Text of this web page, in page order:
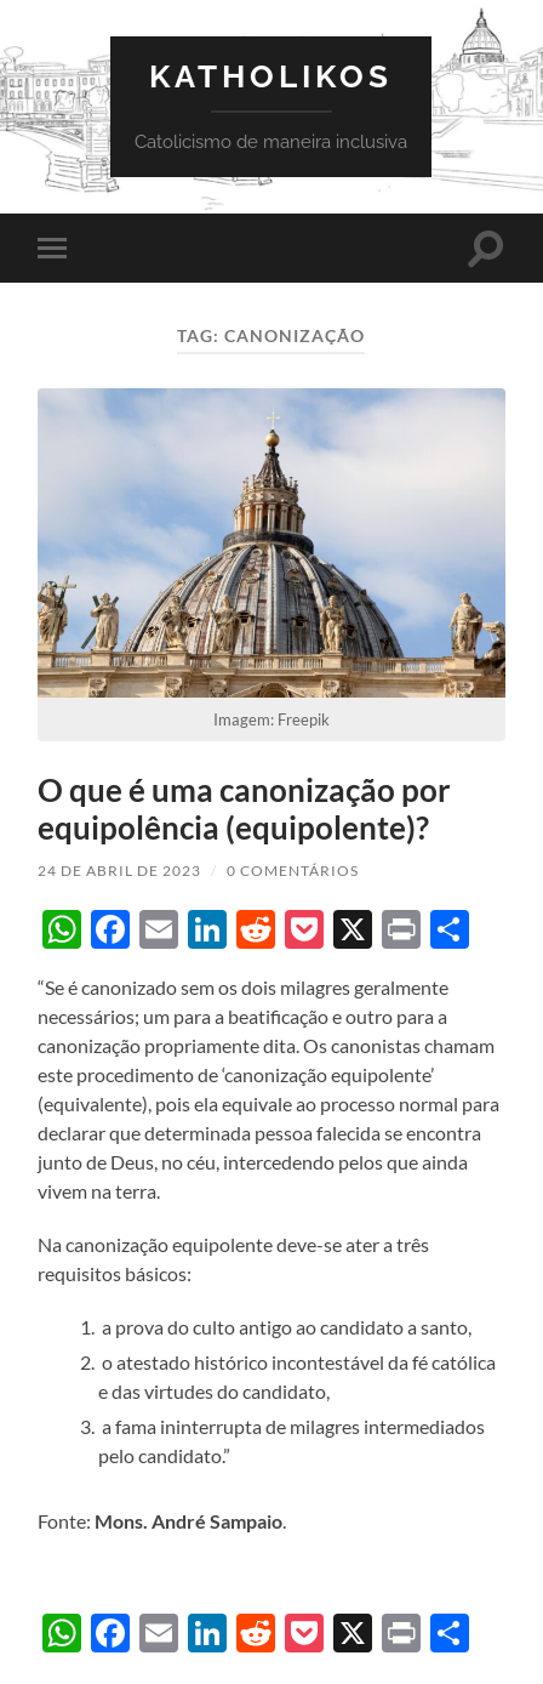
KATHOLIKOS
Catolicismo de maneira inclusiva
Toggle
mobile
Toggle
TAG:CANONIZAÇÃO
Imagem: Freepik
O que é uma canonização por
equipolência (equipolente)?
24 DE ABRIL DE 2023 / 0 COMENTÁRIOS
WhatsApp
Facebook
EmailLinkedIn
Reddit
Pocket
X Print
“Se é canonizado sem os dois milagres geralmente
necessários; um para a beatificação e outro para a
canonização propriamente dita. Os canonistas chamam
este procedimento de ‘canonização equipolente’
(equivalente), pois ela equivale ao processo normal para
declarar que determinada pessoa falecida se encontra
junto de Deus, no céu, intercedendo pelos que ainda
vivem na terra.
Na canonização equipolente deve-se ater a três
requisitos básicos:
a prova do culto antigo ao candidato a santo,
o atestado histórico incontestável da fé católica
e das virtudes do candidato,
a fama ininterrupta de milagres intermediados
pelo candidato.”
Fonte: Mons. André Sampaio
WhatsApp
Facebook
EmailLinkedIn
Reddit
Pocket
X Print